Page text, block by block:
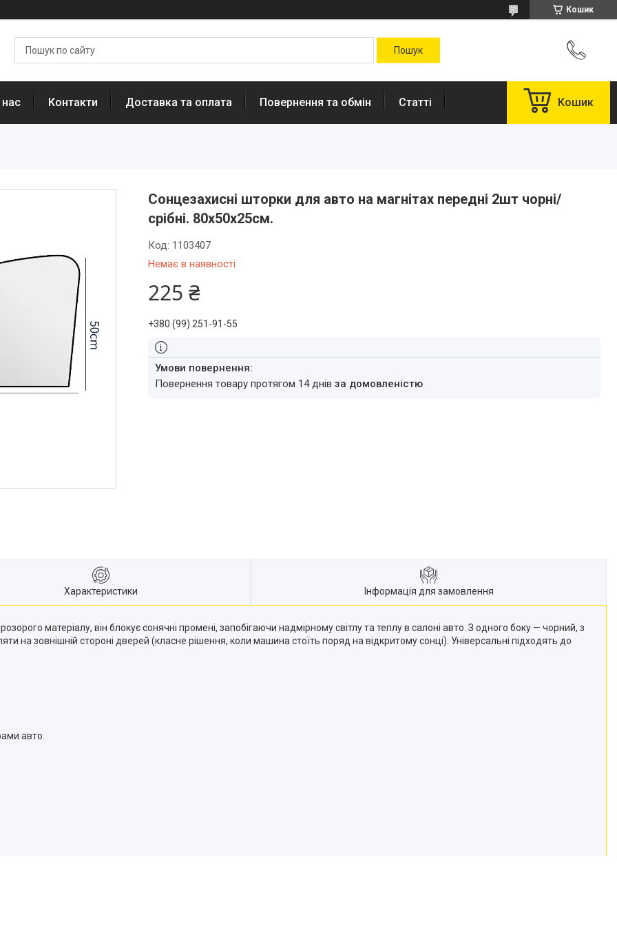
Кошик
Контакти Доставка та оплата Повернення та обмін Статті Кошик
Сонцезахисні шторки для авто на магнітах передні 2шт чорні/
срібні. 80х50х25см.
Немає в наявності
Код: 1103407
225 ₴
+380 (99) 251-91-55
повернення товару протягом 14 днів за домовленістю
Характеристики Інформація для замовлення
матеріалу, він блокує сонячні промені, запобігаючи надмірному світлу та теплу в салоні авто. З одного боку — чорний, з
на зовнішній стороні дверей (класне рішення, коли машина стоїть поряд на відкритому сонці). Універсальні підходять до
авто.